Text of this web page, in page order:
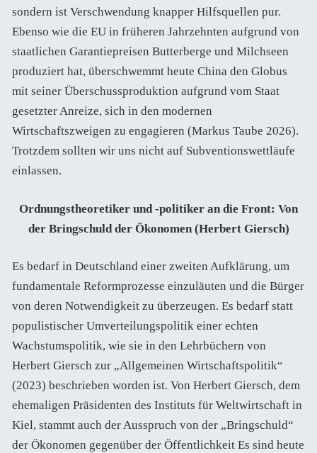
sondern ist Verschwendung knapper Hilfsquellen pur.
Ebenso wie die EU in früheren Jahrzehnten aufgrund von
staatlichen Garantiepreisen Butterberge und Milchseen
produziert hat, überschwemmt heute China den Globus
mit seiner Überschussproduktion aufgrund vom Staat
gesetzter Anreize, sich in den modernen
Wirtschaftszweigen zu engagieren (Markus Taube 2026).
Trotzdem sollten wir uns nicht auf Subventionswettläufe
einlassen.
Ordnungstheoretiker und -politiker an die Front: Von
der Bringschuld der Ökonomen (Herbert Giersch)
Es bedarf in Deutschland einer zweiten Aufklärung, um
fundamentale Reformprozesse einzuläuten und die Bürger
von deren Notwendigkeit zu überzeugen. Es bedarf statt
populistischer Umverteilungspolitik einer echten
Wachstumspolitik, wie sie in den Lehrbüchern von
Herbert Giersch zur „Allgemeinen Wirtschaftspolitik“
(2023) beschrieben worden ist. Von Herbert Giersch, dem
ehemaligen Präsidenten des Instituts für Weltwirtschaft in
Kiel, stammt auch der Ausspruch von der „Bringschuld“
der Ökonomen gegenüber der Öffentlichkeit Es sind heute